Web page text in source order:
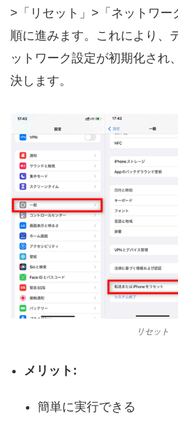
>「リセット」>「ネットワー
順に進みます。これにより、
ットワーク設定が初期化され
決します。
リセット
メリット:
簡単に実行できる